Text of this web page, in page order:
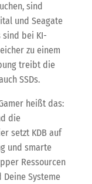
sind
und Seagate
sind bei KI-
zu einem
treibt die
SSDs.
heißt das:
die
setzt KDB auf
und smarte
Ressourcen
Systeme